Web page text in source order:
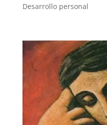
Desarrollo personal